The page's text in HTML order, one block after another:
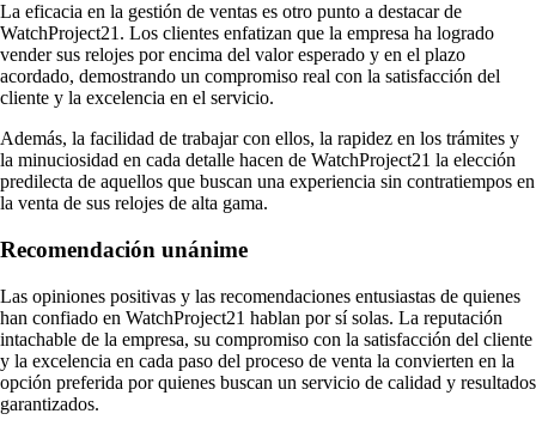
La eficacia en la gestión de ventas es otro punto a destacar de
WatchProject21. Los clientes enfatizan que la empresa ha logrado
vender sus relojes por encima del valor esperado y en el plazo
acordado, demostrando un compromiso real con la satisfacción del
cliente y la excelencia en el servicio.
Además, la facilidad de trabajar con ellos, la rapidez en los trámites y
la minuciosidad en cada detalle hacen de WatchProject21 la elección
predilecta de aquellos que buscan una experiencia sin contratiempos en
la venta de sus relojes de alta gama.
Recomendación unánime
Las opiniones positivas y las recomendaciones entusiastas de quienes
han confiado en WatchProject21 hablan por sí solas. La reputación
intachable de la empresa, su compromiso con la satisfacción del cliente
y la excelencia en cada paso del proceso de venta la convierten en la
opción preferida por quienes buscan un servicio de calidad y resultados
garantizados.